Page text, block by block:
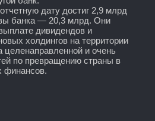
дату достиг 2,9 млрд
банка — 20,3 млрд. Они
дивидендов и
холдингов на территории
и очень
по превращению страны в
финансов.